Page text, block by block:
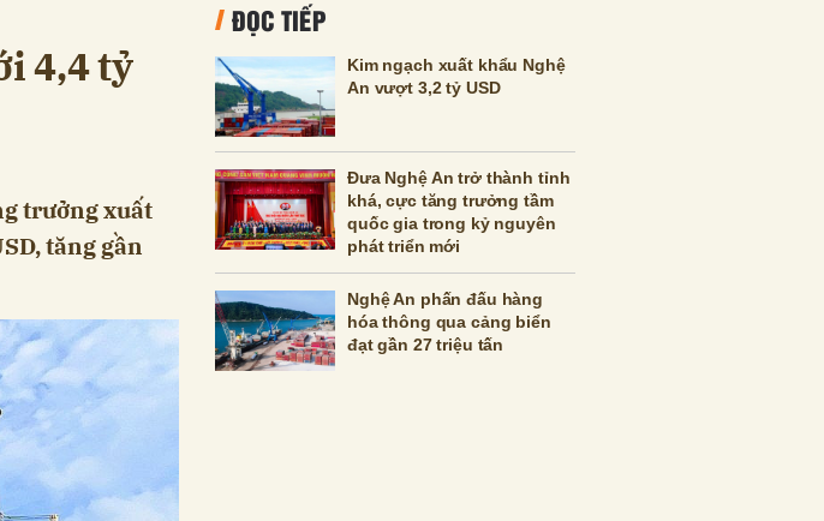
4,4 tỷ
trưởng xuất
tăng gần
ĐỌC TIẾP
Kim ngạch xuất khẩu Nghệ
An vượt 3,2 tỷ USD
Đưa Nghệ An trở thành tỉnh
khá, cực tăng trưởng tầm
quốc gia trong kỷ nguyên
phát triển mới
Nghệ An phấn đấu hàng
hóa thông qua cảng biển
đạt gần 27 triệu tấn